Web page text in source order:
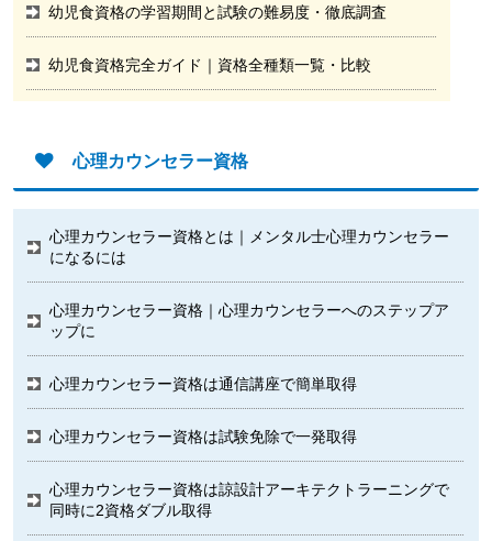
幼児食資格の学習期間と試験の難易度・徹底調査
幼児食資格完全ガイド｜資格全種類一覧・比較
心理カウンセラー資格
心理カウンセラー資格とは｜メンタル士心理カウンセラー
になるには
心理カウンセラー資格｜心理カウンセラーへのステップア
ップに
心理カウンセラー資格は通信講座で簡単取得
心理カウンセラー資格は試験免除で一発取得
心理カウンセラー資格は諒設計アーキテクトラーニングで
同時に2資格ダブル取得